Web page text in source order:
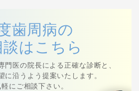
歯周病の
談はこちら
⾨医の院⻑による正確な診断と、
に沿うよう提案いたします。
にご相談下さい。